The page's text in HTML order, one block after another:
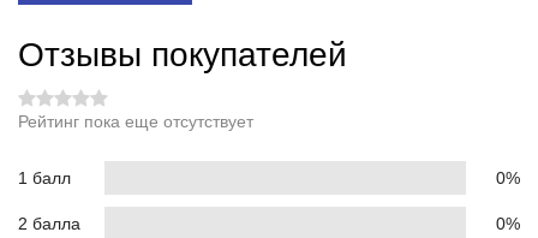
Отзывы покупателей
Рейтинг пока еще отсутствует
1 балл 0%
2 балла 0%